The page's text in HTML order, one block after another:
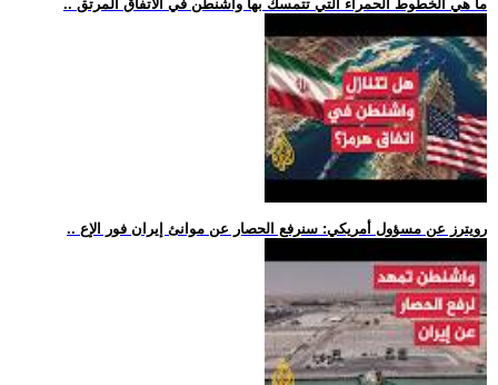
.. ما هي الخطوط الحمراء التي تتمسك بها واشنطن في الاتفاق المرتق
.. رويترز عن مسؤول أمريكي: سنرفع الحصار عن موانئ إيران فور الإع